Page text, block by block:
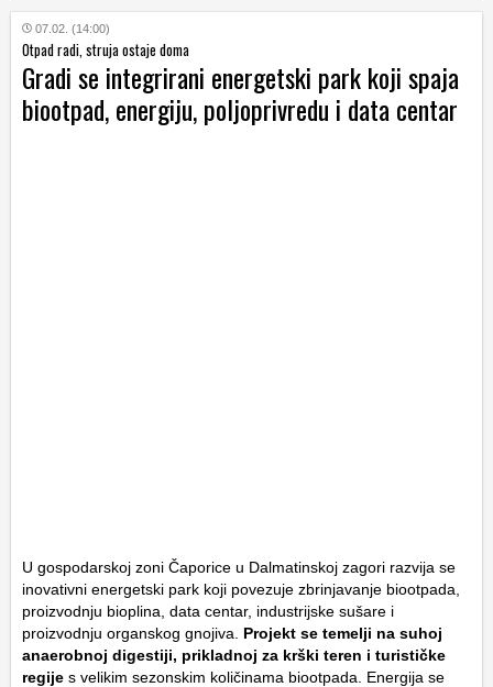
07.02. (14:00)
Otpad radi, struja ostaje doma
Gradi se integrirani energetski park koji spaja
biootpad, energiju, poljoprivredu i data centar
U gospodarskoj zoni Čaporice u Dalmatinskoj zagori razvija se
inovativni energetski park koji povezuje zbrinjavanje biootpada,
proizvodnju bioplina, data centar, industrijske sušare i
proizvodnju organskog gnojiva. Projekt se temelji na suhoj
anaerobnoj digestiji, prikladnoj za krški teren i turističke
regije s velikim sezonskim količinama biootpada. Energija se